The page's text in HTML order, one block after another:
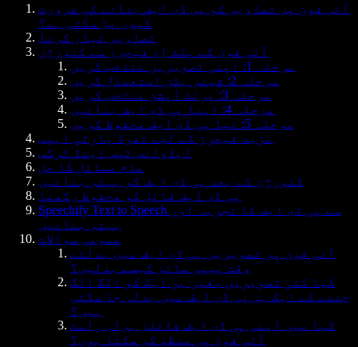
آئی فون پر تصاویر کو پی ڈی ایف بنانے کی ضرورت
کیوں پڑ سکتی ہے؟
تصاویر تیار کرنا
آئی فون کے بِلٹ اِن فیچرز سے کنورژن
مرحلہ 1: اپنی تصویریں منتخب کریں
مرحلہ 2: شیئر بٹن استعمال کریں
مرحلہ 3: پرنٹ آپشن منتخب کریں
مرحلہ 4: اپنا پی ڈی ایف بنائیں
مرحلہ 5: نیا پی ڈی ایف محفوظ کریں
مزید فیچرز کے لیے تھرڈ پارٹی ایپس
ایڈوانس ٹپس اینڈ ٹرکس
عام مسائل کا حل
کنورژن کے بعد پی ڈی ایف کو بہتر بنائیں
پی ڈی ایف فائل کو محفوظ رکھنا
Speechify Text to Speech سے پی ڈی ایف کا تجربہ اور
بہتر بنائیں
عمومی سوالات
آئی فون پر تصویریں پی ڈی ایف میں بدلتے
وقت پیپر سائز کیسے بدلیں؟
کیا کئی تصویریں بغیر ہر ایک کو الگ الگ
چننے کے ایک ہی پی ڈی ایف میں بدلی جا سکتی
ہیں؟
کیا میں اپنی پی ڈی ایف فائلز براہِ راست
آئی فون پر منظم کر سکتا ہوں؟